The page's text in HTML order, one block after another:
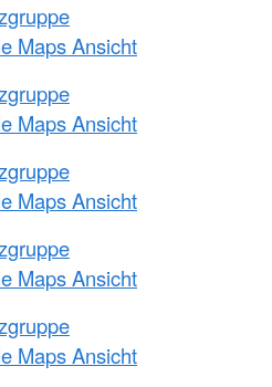
Maps Ansicht
Maps Ansicht
Maps Ansicht
Maps Ansicht
Maps Ansicht